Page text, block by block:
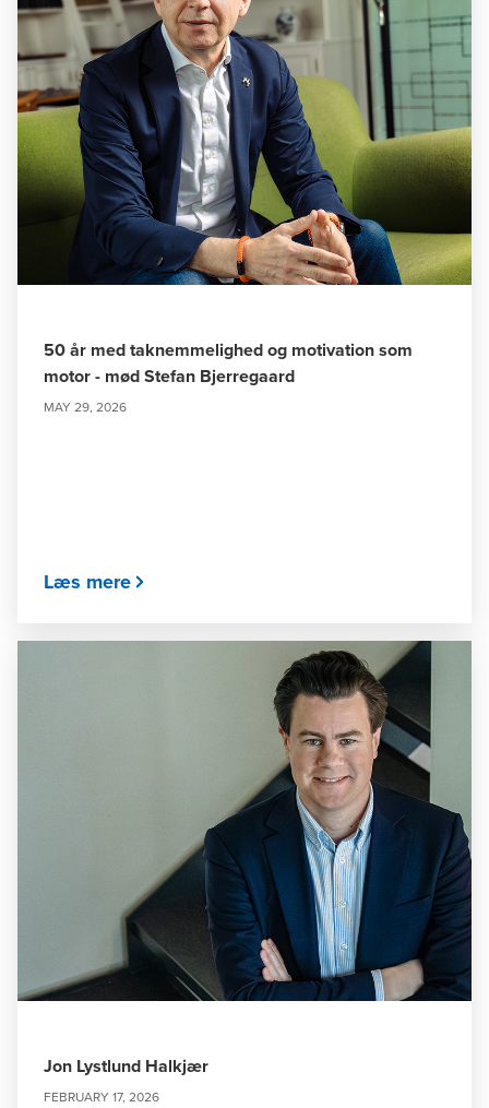
50 år med taknemmelighed og motivation som
motor - mød Stefan Bjerregaard
MAY 29, 2026
Læs mere
Jon Lystlund Halkjær
FEBRUARY 17, 2026